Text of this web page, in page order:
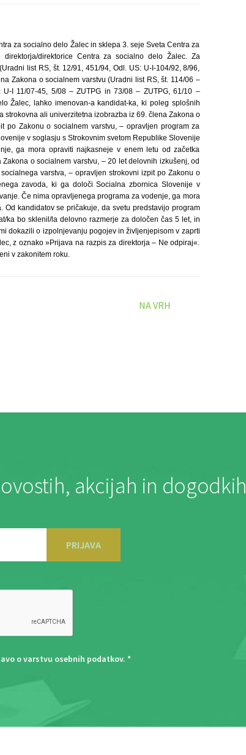
za socialno delo Žalec in sklepa 3. seje Sveta Centra za
direktorice Centra za socialno delo Žalec. Za
list RS, št. 12/91, 451/94, Odl. US: U-I-104/92, 8/96,
Zakona o socialnem varstvu (Uradni list RS, št. 114/06 –
I 11/07-45, 5/08 – ZUTPG in 73/08 – ZUTPG, 61/10 –
Žalec, lahko imenovan-a kandidat-ka, ki poleg splošnih
ali univerzitetna izobrazba iz 69. člena Zakona o
po Zakonu o socialnem varstvu, – opravljen program za
v soglasju s Strokovnim svetom Republike Slovenije
ga mora opraviti najkasneje v enem letu od začetka
o socialnem varstvu, – 20 let delovnih izkušenj, od
varstva, – opravljen strokovni izpit po Zakonu o
zavoda, ki ga določi Socialna zbornica Slovenije v
Če nima opravljenega programa za vodenje, ga mora
kandidatov se pričakuje, da svetu predstavijo program
ka bo sklenil/la delovno razmerje za določen čas 5 let, in
dokazili o izpolnjevanju pogojev in življenjepisom v zaprti
z oznako »Prijava na razpis za direktorja – Ne odpiraj«.
v zakonitem roku.
NA VRH
akcijah in dogodkih
PRIJAVA
o varstvu osebnih podatkov. *